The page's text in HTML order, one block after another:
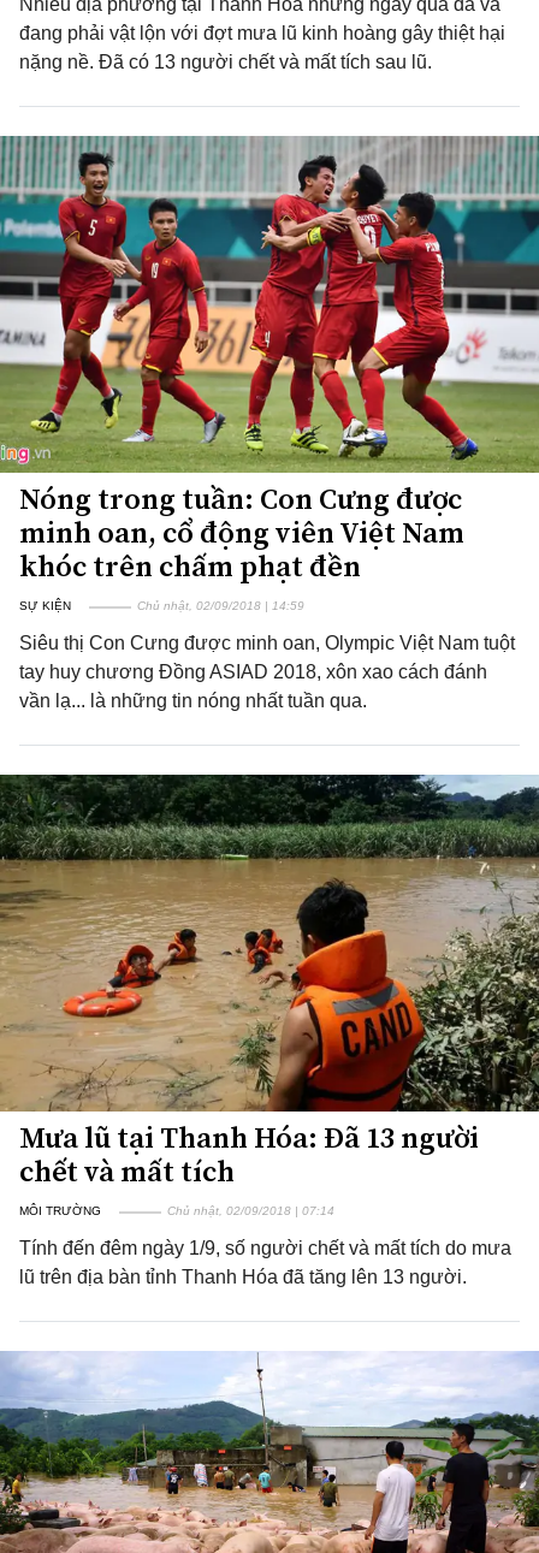
Nhiều địa phương tại Thanh Hóa những ngày qua đã và
đang phải vật lộn với đợt mưa lũ kinh hoàng gây thiệt hại
nặng nề. Đã có 13 người chết và mất tích sau lũ.
Nóng trong tuần: Con Cưng được
minh oan, cổ động viên Việt Nam
khóc trên chấm phạt đền
SỰ KIỆN Chủ nhật, 02/09/2018 | 14:59
Siêu thị Con Cưng được minh oan, Olympic Việt Nam tuột
tay huy chương Đồng ASIAD 2018, xôn xao cách đánh
vần lạ... là những tin nóng nhất tuần qua.
Mưa lũ tại Thanh Hóa: Đã 13 người
chết và mất tích
MÔI TRƯỜNG Chủ nhật, 02/09/2018 | 07:14
Tính đến đêm ngày 1/9, số người chết và mất tích do mưa
lũ trên địa bàn tỉnh Thanh Hóa đã tăng lên 13 người.